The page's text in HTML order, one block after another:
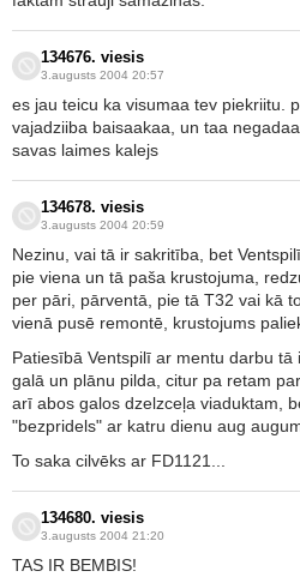
134676. viesis
3.augusts 2004 20:57
es jau teicu ka visumaa tev piekriitu.
vajadziiba baisaakaa, un taa
savas laimes kalejs
134678. viesis
3.augusts 2004 20:59
Nezinu, vai tā ir sakritība, bet
pie viena un tā paša krustojuma,
per pāri, pārventā, pie tā T32 vai kā
vienā pusē remontē, krustojums
Patiesībā Ventspilī ar mentu darbu
galā un plānu pilda, citur pa retam
arī abos galos dzelzceļa viaduktam,
"bezpridels" ar katru dienu aug
To saka cilvēks ar FD1121...
134680. viesis
3.augusts 2004 21:20
TAS IR BEMBIS!